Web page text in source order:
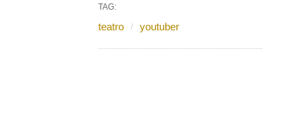
TAG:
teatro youtuber